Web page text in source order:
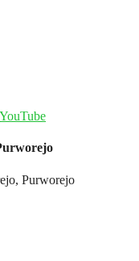
YouTube
Purworejo